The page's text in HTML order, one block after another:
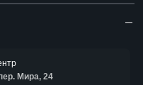
Мира, 24